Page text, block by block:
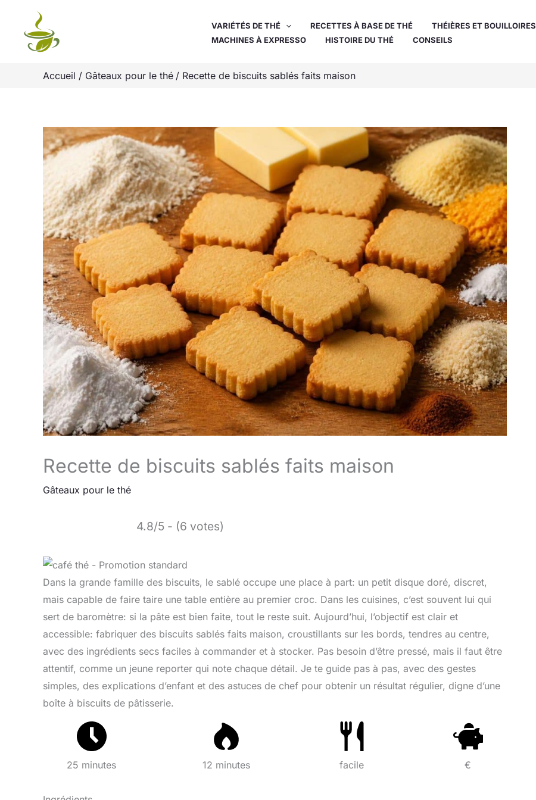
contenu
VARIÉTÉS DE THÉ RECETTES À BASE DE THÉ THÉIÈRES ET BOUILLOIRES
MACHINES À EXPRESSO
HISTOIRE DU THÉ CONSEILS
Accueil Gâteaux pour le thé Recette de biscuits sablés faits maison
Recette de biscuits sablés faits maison
Gâteaux pour le thé
4.8/5 - (6 votes)
Dans la grande famille des biscuits, le sablé occupe une place à part: un petit disque doré, discret,
mais capable de faire taire une table entière au premier croc. Dans les cuisines, c’est souvent lui qui
sert de baromètre: si la pâte est bien faite, tout le reste suit. Aujourd’hui, l’objectif est clair et
accessible: fabriquer des biscuits sablés faits maison, croustillants sur les bords, tendres au centre,
avec des ingrédients secs faciles à commander et à stocker. Pas besoin d’être pressé, mais il faut être
attentif, comme un jeune reporter qui note chaque détail. Je te guide pas à pas, avec des gestes
simples, des explications d’enfant et des astuces de chef pour obtenir un résultat régulier, digne d’une
boîte à biscuits de pâtisserie.
25 minutes 12 minutes facile €